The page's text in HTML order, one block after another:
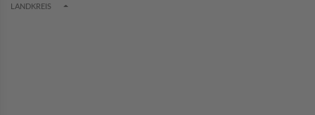
LANDKREIS TOGGLE DROPDOWN